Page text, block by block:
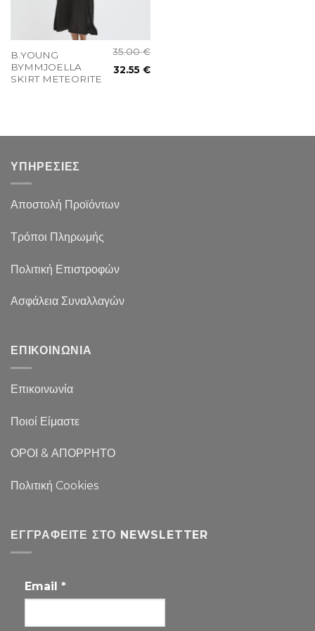
B.YOUNG
BYMMJOELLA
SKIRT METEORITE
35.00€
32.55€
ΥΠΗΡΕΣΙΕΣ
Αποστολή Προϊόντων
Τρόποι Πληρωμής
Πολιτική Επιστροφών
Ασφάλεια Συναλλαγών
ΕΠΙΚΟΙΝΩΝΙΑ
Επικοινωνία
Ποιοί Είμαστε
ΟΡΟΙ & ΑΠΟΡΡΗΤΟ
Πολιτική Cookies
ΕΓΓΡΑΦΕΊΤΕ ΣΤΟ NEWSLETTER
Email *